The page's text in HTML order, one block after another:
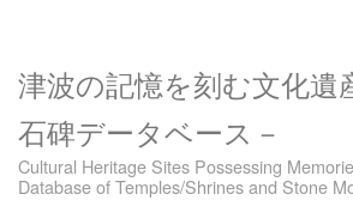
津波の記憶を刻む文化
石碑データベース－
Cultural Heritage Sites Possessing
Database of Temples/Shrines and Stone